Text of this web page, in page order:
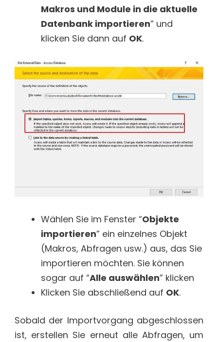
Makros und Module in die aktuelle
Datenbank importieren” und
klicken Sie dann auf OK.
Wählen Sie im Fenster “Objekte
importieren” ein einzelnes Objekt
(Makros, Abfragen usw.) aus, das Sie
importieren möchten. Sie können
sogar auf “Alle auswählen” klicken
Klicken Sie abschließend auf OK.
Sobald der Importvorgang abgeschlossen
ist, erstellen Sie erneut alle Abfragen, um